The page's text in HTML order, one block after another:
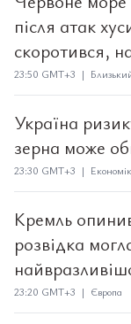
після атак
скоротився,
23:50 GMT+3 | Близький
Україна
зерна може
23:30 GMT+3 |
Кремль
розвідка
23:20 GMT+3 | Європа